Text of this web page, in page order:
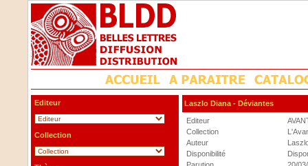
Editeur
Collection
Laszlo Diana - Déviantes
Editeur
Collection
Auteur
Disponibilité